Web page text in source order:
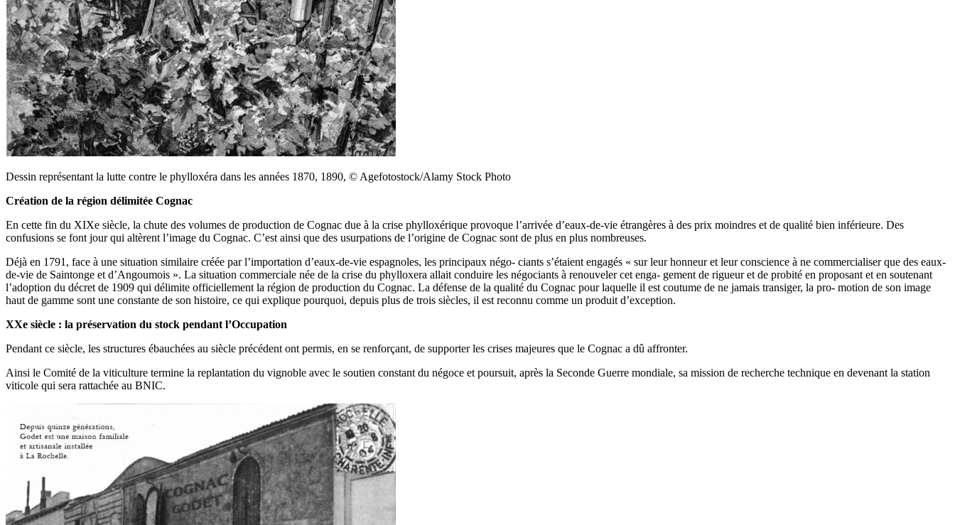
Dessin représentant la lutte contre le phylloxéra dans les années 1870, 1890, © Agefotostock/Alamy Stock Photo
Création de la région délimitée Cognac
En cette fin du XIXe siècle, la chute des volumes de production de Cognac due à la crise phylloxérique provoque l’arrivée d’eaux-de-vie étrangères à des prix moindres et de qualité bien inférieure. Des
confusions se font jour qui altèrent l’image du Cognac. C’est ainsi que des usurpations de l’origine de Cognac sont de plus en plus nombreuses.
Déjà en 1791, face à une situation similaire créée par l’importation d’eaux-de-vie espagnoles, les principaux négo- ciants s’étaient engagés « sur leur honneur et leur conscience à ne commercialiser que des eaux-
de-vie de Saintonge et d’Angoumois ». La situation commerciale née de la crise du phylloxera allait conduire les négociants à renouveler cet enga- gement de rigueur et de probité en proposant et en soutenant
l’adoption du décret de 1909 qui délimite officiellement la région de production du Cognac. La défense de la qualité du Cognac pour laquelle il est coutume de ne jamais transiger, la pro- motion de son image
haut de gamme sont une constante de son histoire, ce qui explique pourquoi, depuis plus de trois siècles, il est reconnu comme un produit d’exception.
XXe siècle : la préservation du stock pendant l’Occupation
Pendant ce siècle, les structures ébauchées au siècle précédent ont permis, en se renforçant, de supporter les crises majeures que le Cognac a dû affronter.
Ainsi le Comité de la viticulture termine la replantation du vignoble avec le soutien constant du négoce et poursuit, après la Seconde Guerre mondiale, sa mission de recherche technique en devenant la station
viticole qui sera rattachée au BNIC.